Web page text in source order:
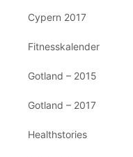
Cypern 2017
Fitnesskalender
Gotland – 2015
Gotland – 2017
Healthstories